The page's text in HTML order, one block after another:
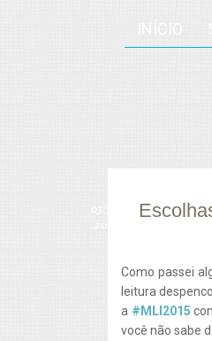
Como passei
leitura
a #MLI2015
você não sabe